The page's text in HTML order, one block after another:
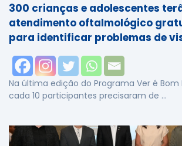
300 crianças e adolescentes
atendimento oftalmológico
para identificar problemas de
Na última edição do Programa Ver é Bom
cada 10 participantes precisaram de …